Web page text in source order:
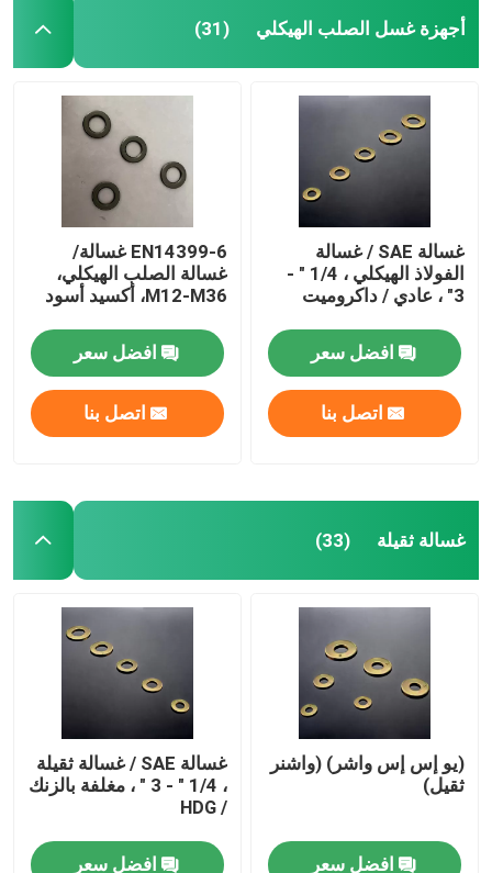
أجهزة غسل الصلب الهيكلي (31)
غسالة SAE / غسالة
الفولاذ الهيكلي ، 1/4 " -
3" ، عادي / داكروميت
افضل سعر
اتصل بنا
EN14399-6 غسالة/
غسالة الصلب الهيكلي،
M12-M36، أكسيد أسود
افضل سعر
اتصل بنا
غسالة ثقيلة (33)
(يو إس إس واشر) (واشنر
ثقيل)
افضل سعر
غسالة SAE / غسالة ثقيلة
، 1/4 " - 3 " ، مغلفة بالزنك
/ HDG
افضل سعر